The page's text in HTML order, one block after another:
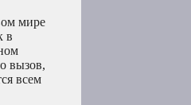
мире
в
вызов,
всем